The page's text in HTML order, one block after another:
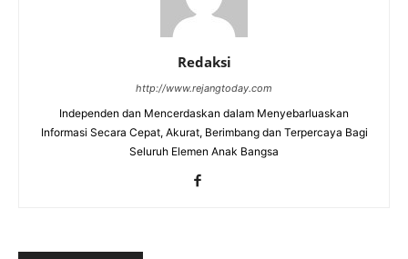
Redaksi
http://www.rejangtoday.com
Independen dan Mencerdaskan dalam Menyebarluaskan
Informasi Secara Cepat, Akurat, Berimbang dan Terpercaya Bagi
Seluruh Elemen Anak Bangsa